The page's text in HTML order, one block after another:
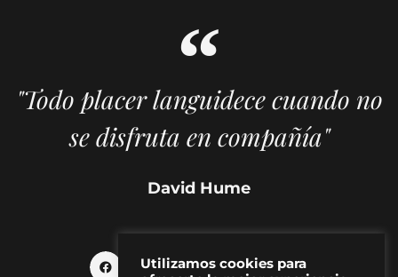
"Todo placer languidece cuando no
se disfruta en compañía"
David Hume
Utilizamos cookies para